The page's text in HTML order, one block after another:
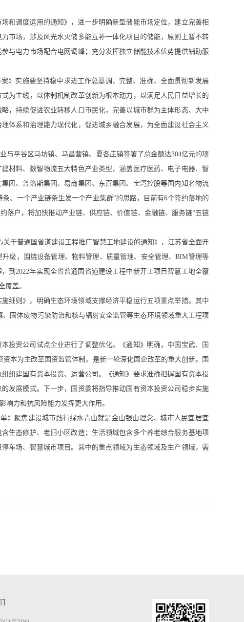
和调度运用的通知》，进一步明确新型储能市场定位，建立完善相
市场，涉及风光水火储多能互补一体化项目的储能，原则上暂不转
与电力市场配合电网调峰；充分发挥独立储能技术优势提供辅助服
》实施要坚持稳中求进工作总基调，完整、准确、全面贯彻新发展
为主线，以体制机制改革创新为根本动力，以满足人民日益增长的
，持续促进农业转移人口市民化，完善以城市群为主体形态、大中
体系和治理能力现代化，促进城乡融合发展，为全面建设社会主义
与平谷区马坊镇、马昌营镇、夏各庄镇签署了总金额达304亿元的项
材料、数智物流五大特色产业类型，涵盖医疗医药、电子电器、智
团、普洛斯集团、易商集团、东百集团、宝湾控股等国内知名物流
、一个产业链条生发一个产业集群”的思路，目前有6个签约落地的
落户，将加快推动产业链、供应链、价值链、金融链、服务链“五链
于普通国省道建设工程推广智慧工地建设的通知》，江苏省全面开
级，围绕设备管理、物料管理、质量管理、安全管理、BIM管理等
到2022年实现全省普通国省道建设工程中新开工项目智慧工地全覆
覆盖。
细则》，明确生态环境领域支撑经济平稳运行五项重点举措。其中
固体废物污染防治和核与辐射安全监管等生态环境领域重大工程项
投资公司试点企业进行了调整优化。《通知》明确，中国宝武、国
本为主改革国资监管体制，是新一轮深化国企改革的重大创新。国
组建国有资本投资、运营公司。《通知》要求准确把握国有资本投
发展模式。下一步，国资委将指导推动国有资本投资公司稳步实施
响力和抗风险能力发挥更大作用。
》聚焦建设城市践行绿水青山就是金山银山理念、城市人民宜居宜
生态修护、老旧小区改造；生活领域包含多个养老综合服务基地项
车场、智慧城市项目。其中的重点领域为生态领域及生产领域，需